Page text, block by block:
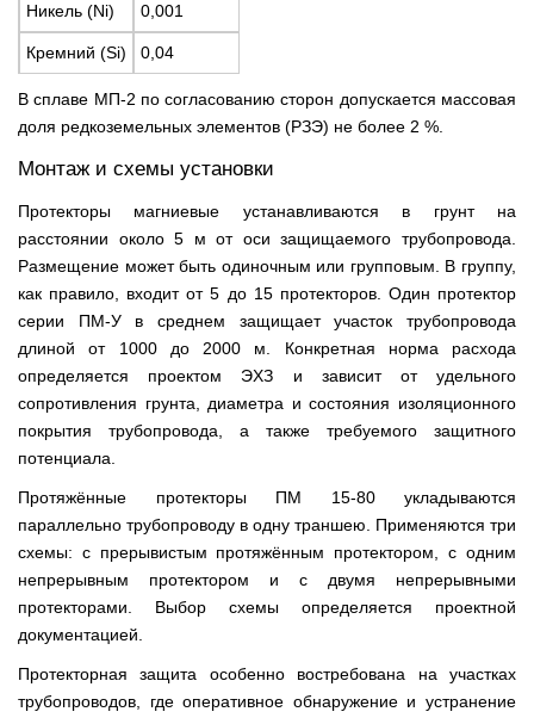
Никель (Ni) 0,001
Кремний (Si) 0,04
В сплаве МП-2 по согласованию сторон допускается массовая
доля редкоземельных элементов (РЗЭ) не более 2 %.
Монтаж и схемы установки
Протекторы магниевые устанавливаются в грунт на
расстоянии около 5 м от оси защищаемого трубопровода.
Размещение может быть одиночным или групповым. В группу,
как правило, входит от 5 до 15 протекторов. Один протектор
серии ПМ-У в среднем защищает участок трубопровода
длиной от 1000 до 2000 м. Конкретная норма расхода
определяется проектом ЭХЗ и зависит от удельного
сопротивления грунта, диаметра и состояния изоляционного
покрытия трубопровода, а также требуемого защитного
потенциала.
Протяжённые протекторы ПМ 15-80 укладываются
параллельно трубопроводу в одну траншею. Применяются три
схемы: с прерывистым протяжённым протектором, с одним
непрерывным протектором и с двумя непрерывными
протекторами. Выбор схемы определяется проектной
документацией.
Протекторная защита особенно востребована на участках
трубопроводов, где оперативное обнаружение и устранение